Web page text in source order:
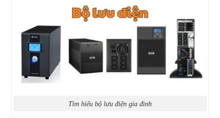
Tìm hiểu bộ lưu điện gia đình